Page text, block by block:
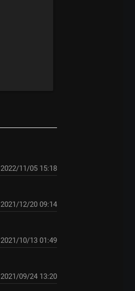
2022/11/05 15:18
2021/12/20 09:14
2021/10/13 01:49
2021/09/24 13:20